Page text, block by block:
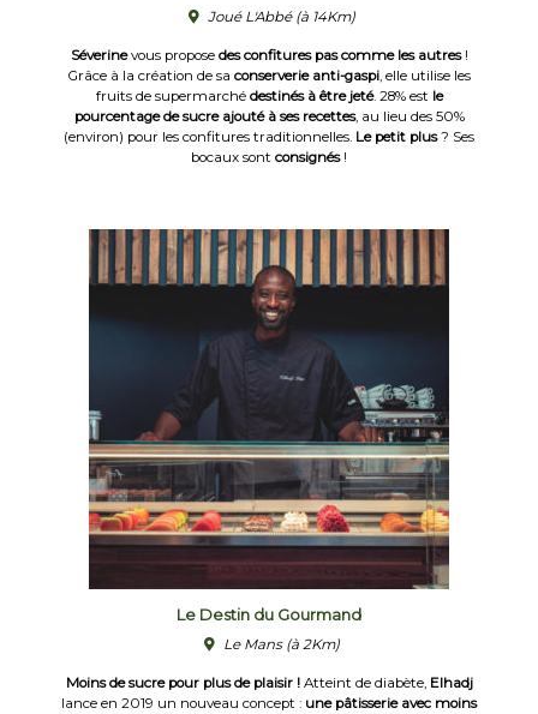
Joué L'Abbé(à 14Km)
Séverinevous propose des confitures pas comme les autres!
Grâce à la création de sa conserverie anti-gaspi , elle utilise les
fruits de supermarché destinés à être jeté. 28% est le
pourcentage de sucre ajouté à ses recettes, au lieu des 50%
(environ) pour les confitures traditionnelles. Le petit plus? Ses
bocaux sont consignés!
Le Destin du Gourmand
Le Mans(à 2Km)
Moins de sucre pour plus de plaisir !Atteint de diabète, Elhadj
lance en 2019 un nouveau concept : une pâtisserie avec moins